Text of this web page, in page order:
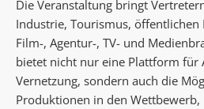
Die Veranstaltung bringt
Industrie, Tourismus,
Film-, Agentur-, TV- und
bietet nicht nur eine Plattform für
Vernetzung, sondern auch die
Produktionen in den